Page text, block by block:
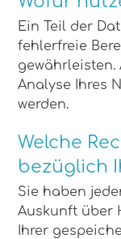
Ein Teil der
fehlerfreie
gewährleisten.
Analyse Ihres
werden.
Welche
bezüglich
Sie haben
Auskunft über
Ihrer